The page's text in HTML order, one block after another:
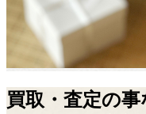
買取・査定の事